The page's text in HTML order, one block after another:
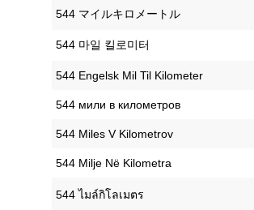
‎544 マイルキロメートル
‎544 마일 킬로미터
‎544 Engelsk Mil Til Kilometer
‎544 мили в километров
‎544 Miles V Kilometrov
‎544 Milje Në Kilometra
‎544 ไมล์กิโลเมตร